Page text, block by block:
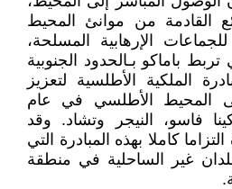
القادمة من موانئ المحيط
الإرهابية المسلحة،
باماكو بـالحدود الجنوبية
الملكية الأطلسية لتعزيز
المحيط الأطلسي في عام
فاسو، النيجر وتشاد. وقد
كاملا بهذه المبادرة التي
غير الساحلية في منطقة